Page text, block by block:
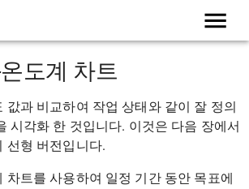
도계 차트
값과 비교하여 작업 상태와 같이 잘 정의
시각화 한 것입니다. 이것은 다음 장에서
선형 버전입니다.
차트를 사용하여 일정 기간 동안 목표에